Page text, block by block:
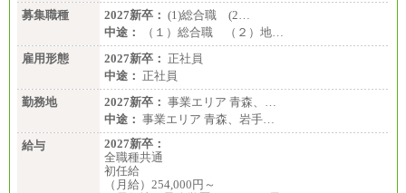
募集職種
2027新卒： (1)総合職 (2…
中途：
（１）総合職 （２）地…
雇用形態
2027新卒： 正社員
中途： 正社員
勤務地
2027新卒： 事業エリア 青森、…
中途： 事業エリア 青森、岩手…
給与
2027新卒：
全職種共通
初任給
（月給）254,000円～